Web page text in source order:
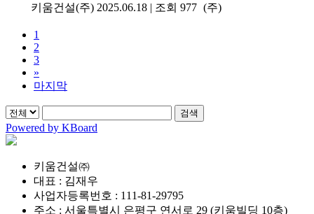
키움건설(주) 2025.06.18 | 조회 977 (주)
1
2
3
»
마지막
검색
Powered by KBoard
키움건설㈜
대표 : 김재우
사업자등록번호 : 111-81-29795
주소 : 서울특별시 은평구 연서로 29 (키움빌딩 10층)